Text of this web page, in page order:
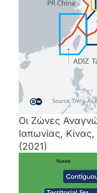
Οι Ζώνες
Ιαπωνίας,
(2021)